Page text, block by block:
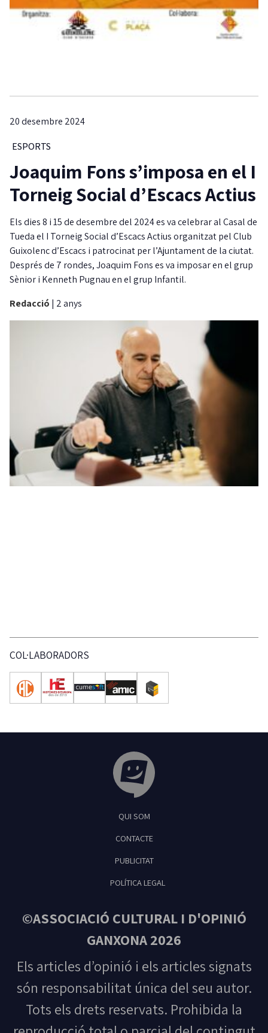
20 desembre 2024
ESPORTS
Joaquim Fons s’imposa en el I
Torneig Social d’Escacs Actius
Els dies 8 i 15 de desembre del 2024 es va celebrar al Casal de
Tueda el I Torneig Social d’Escacs Actius organitzat pel Club
Guixolenc d’Escacs i patrocinat per l’Ajuntament de la ciutat.
Després de 7 rondes, Joaquim Fons es va imposar en el grup
Sènior i Kenneth Pugnau en el grup Infantil.
Redacció | 2 anys
COL·LABORADORS
Feliu de Guíxols
QUI SOM
CONTACTE
PUBLICITAT
POLÍTICA LEGAL
©ASSOCIACIÓ CULTURAL I D'OPINIÓ
GANXONA 2026
Els articles d’opinió i els articles signats
són responsabilitat única del seu autor.
Tots els drets reservats. Prohibida la